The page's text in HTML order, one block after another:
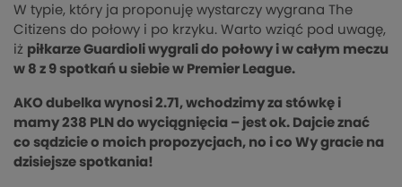
W typie, który ja proponuję wystarczy wygrana The
Citizens do połowy i po krzyku. Warto wziąć pod uwagę,
iż piłkarze Guardioli wygrali do połowy i w całym meczu
w 8 z 9 spotkań u siebie w Premier League.
AKO dubelka wynosi 2.71, wchodzimy za stówkę i
mamy 238 PLN do wyciągnięcia – jest ok. Dajcie znać
co sądzicie o moich propozycjach, no i co Wy gracie na
dzisiejsze spotkania!